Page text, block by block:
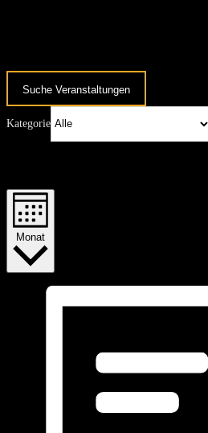
Suche Veranstaltungen
Kategorie
Monat